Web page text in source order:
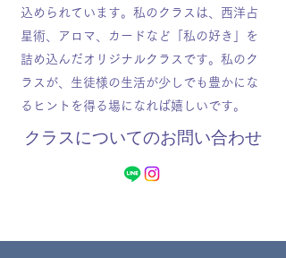
込められています。私のクラスは、西洋占
星術、アロマ、カードなど「私の好き」を
詰め込んだオリジナルクラスです。私のク
ラスが、生徒様の生活が少しでも豊かにな
るヒントを得る場になれば嬉しいです。
​クラスについてのお問い合わせ